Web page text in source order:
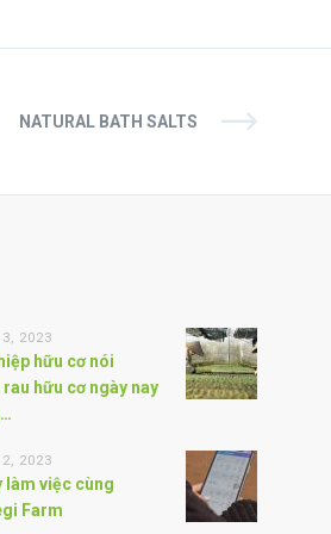
NATURAL BATH SALTS
2023
hữu cơ nói
rau hữu cơ ngày nay
2023
làm việc cùng
Farm